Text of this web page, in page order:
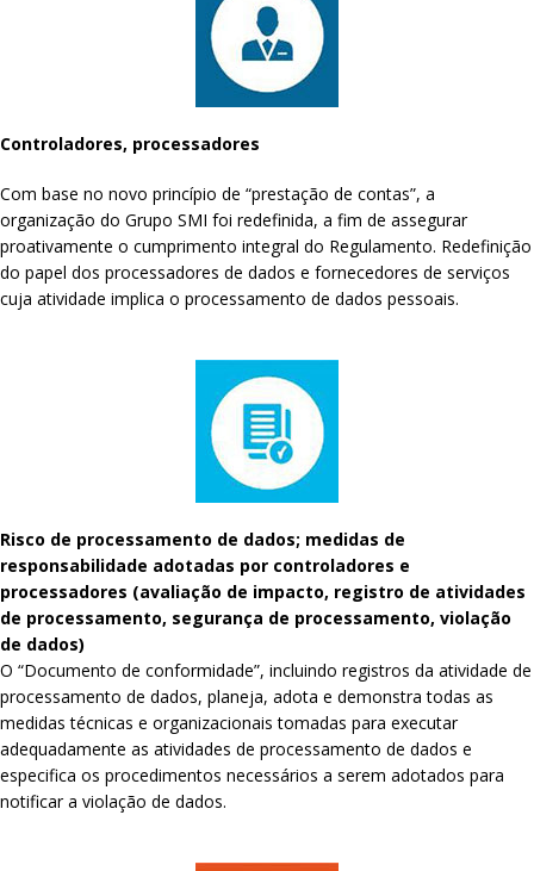
Controladores, processadores
Com base no novo princípio de “prestação de contas”, a
organização do Grupo SMI foi redefinida, a fim de assegurar
proativamente o cumprimento integral do Regulamento. Redefinição
do papel dos processadores de dados e fornecedores de serviços
cuja atividade implica o processamento de dados pessoais.
Risco de processamento de dados; medidas de
responsabilidade adotadas por controladores e
processadores (avaliação de impacto, registro de atividades
de processamento, segurança de processamento, violação
de dados)
O “Documento de conformidade”, incluindo registros da atividade de
processamento de dados, planeja, adota e demonstra todas as
medidas técnicas e organizacionais tomadas para executar
adequadamente as atividades de processamento de dados e
especifica os procedimentos necessários a serem adotados para
notificar a violação de dados.